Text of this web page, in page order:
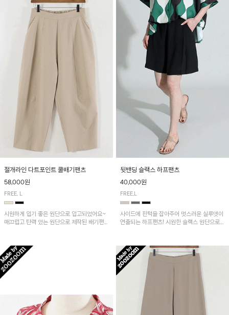
절개라인 다트포인트 쿨배기팬츠
58,000원
FREE, L
시원하게 입기 좋은 원단으로 입고되었어요~
매끄럽고 탄력 있는 원단으로 제작된 배기팬츠
뒷밴딩 슬랙스 하프팬츠
40,000원
FREE,L
사이드에 핀턱을 잡아주어 멋스러운 실루엣이
연출되는 하프팬츠! 시원한 슬랙스 원단으로